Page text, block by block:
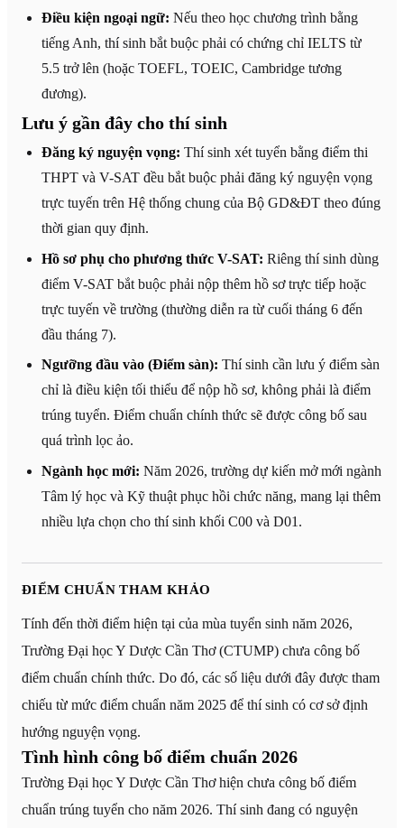
Điều kiện ngoại ngữ: Nếu theo học chương trình bằng
tiếng Anh, thí sinh bắt buộc phải có chứng chỉ IELTS từ
5.5 trở lên (hoặc TOEFL, TOEIC, Cambridge tương
đương).
Lưu ý gần đây cho thí sinh
Đăng ký nguyện vọng: Thí sinh xét tuyển bằng điểm thi
THPT và V-SAT đều bắt buộc phải đăng ký nguyện vọng
trực tuyến trên Hệ thống chung của Bộ GD&ĐT theo đúng
thời gian quy định.
Hồ sơ phụ cho phương thức V-SAT: Riêng thí sinh dùng
điểm V-SAT bắt buộc phải nộp thêm hồ sơ trực tiếp hoặc
trực tuyến về trường (thường diễn ra từ cuối tháng 6 đến
đầu tháng 7).
Ngưỡng đầu vào (Điểm sàn): Thí sinh cần lưu ý điểm sàn
chỉ là điều kiện tối thiểu để nộp hồ sơ, không phải là điểm
trúng tuyển. Điểm chuẩn chính thức sẽ được công bố sau
quá trình lọc ảo.
Ngành học mới: Năm 2026, trường dự kiến mở mới ngành
Tâm lý học và Kỹ thuật phục hồi chức năng, mang lại thêm
nhiều lựa chọn cho thí sinh khối C00 và D01.
ĐIỂM CHUẨN THAM KHẢO
Tính đến thời điểm hiện tại của mùa tuyển sinh năm 2026,
Trường Đại học Y Dược Cần Thơ (CTUMP) chưa công bố
điểm chuẩn chính thức. Do đó, các số liệu dưới đây được tham
chiếu từ mức điểm chuẩn năm 2025 để thí sinh có cơ sở định
hướng nguyện vọng.
Tình hình công bố điểm chuẩn 2026
Trường Đại học Y Dược Cần Thơ hiện chưa công bố điểm
chuẩn trúng tuyển cho năm 2026. Thí sinh đang có nguyện